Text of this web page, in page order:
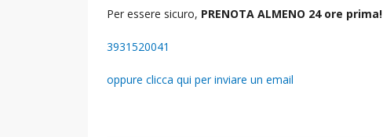
Per essere sicuro, PRENOTA ALMENO 24 ore prima!
3931520041
oppure clicca qui per inviare un email